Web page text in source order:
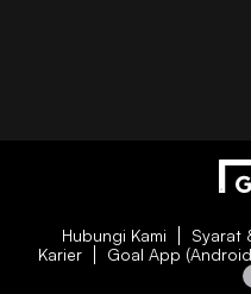
Hubungi Kami Syarat
Karier
Goal App